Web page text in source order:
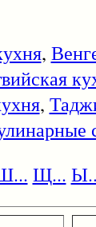
,
,
Щ...